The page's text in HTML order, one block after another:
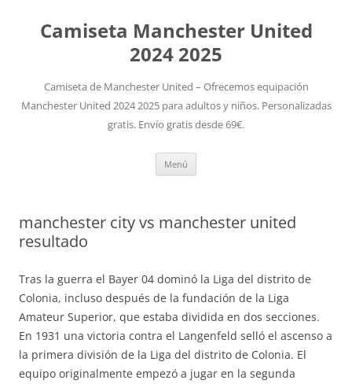
Camiseta Manchester United
2024 2025
Camiseta de Manchester United – Ofrecemos equipación
Manchester United 2024 2025 para adultos y niños. Personalizadas
gratis. Envío gratis desde 69€.
Menú
manchester city vs manchester united
resultado
Tras la guerra el Bayer 04 dominó la Liga del distrito de
Colonia, incluso después de la fundación de la Liga
Amateur Superior, que estaba dividida en dos secciones.
En 1931 una victoria contra el Langenfeld selló el ascenso a
la primera división de la Liga del distrito de Colonia. El
equipo originalmente empezó a jugar en la segunda